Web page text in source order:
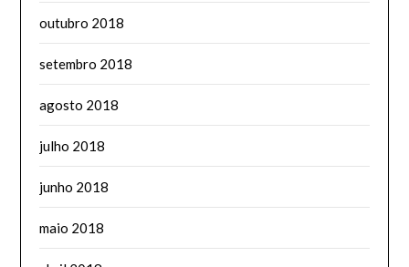
outubro 2018
setembro 2018
agosto 2018
julho 2018
junho 2018
maio 2018